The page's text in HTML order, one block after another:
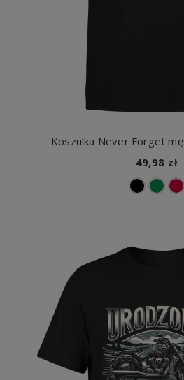
Koszulka Never Forget
49,98 zł